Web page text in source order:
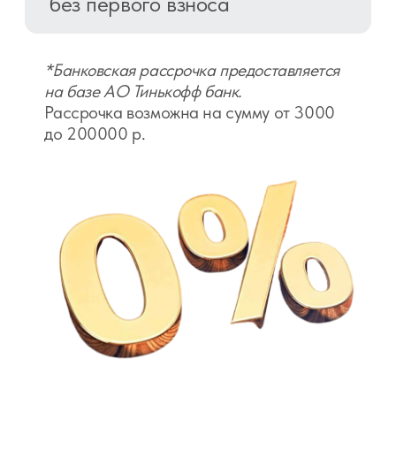
Отправляя заявку, я соглашаюсь сПолитикой
и даю согласие на
персональных данных.
hello@gnzs.ru
Телефон
+7 (499) 112-44-46
или напишите нам в мессенджеры